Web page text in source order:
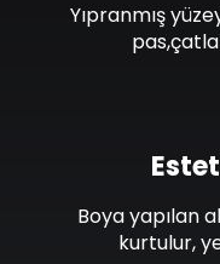
Boya yapılan
kurtulur,
Yıpranmış